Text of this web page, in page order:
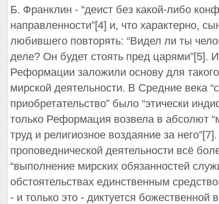
Б. Франклин - “деист без какой-либо
направленности”[4] и, что характерно,
любившего повторять: “Видел ли ты
деле? Он будет стоять пред царями”[5].
Реформации заложили основу для
мирской деятельности. В Средние века
приобретательство” было “этически
только Реформация возвела в абсолют
труд и религиозное воздаяние за
проповеднической деятельности всё
“выполнение мирских обязанностей
обстоятельствах единственным
- и только это - диктуется божественной